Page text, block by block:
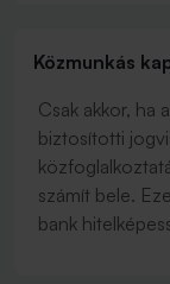
Közmunkás
Csak akkor, ha
biztosítotti
számít bele.
bank